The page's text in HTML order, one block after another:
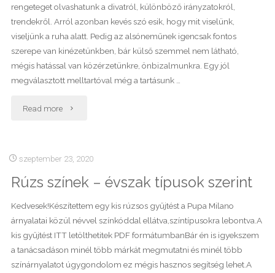
a
tökéletes
rengeteget olvashatunk a divatról, különböző irányzatokról,
trendekről. Arról azonban kevés szó esik, hogy mit viselünk,
viseljünk a ruha alatt. Pedig az alsóneműnek igencsak fontos
szerepe van kinézetünkben, bár külső szemmel nem látható,
mégis hatással van közérzetünkre, önbizalmunkra. Egy jól
megválasztott melltartóval még a tartásunk …
Read more "Mi
a
ruha
alatt?"
szeptember 23, 2020
Rúzs színek – évszak típusok szerint
Kedvesek!Készítettem egy kis rúzsos gyűjtést a Pupa Milano
árnyalatai közül névvel színkóddal ellátva,színtípusokra lebontva.A
kis gyűjtést ITT letölthetitek PDF formátumbanBár én is igyekszem
a tanácsadáson minél több márkát megmutatni és minél több
színárnyalatot úgygondolom ez mégis hasznos segítség lehet.A